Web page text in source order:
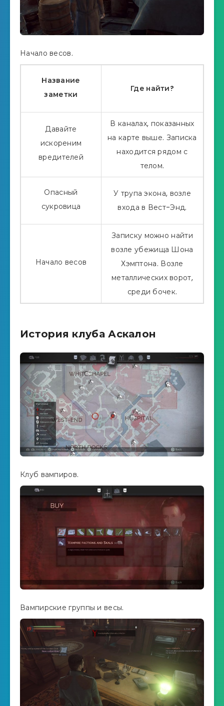
Начало весов.
Название
заметки
Где найти?
Давайте
искореним
вредителей
В каналах, показанных
на карте выше. Записка
находится рядом с
телом.
Опасный
сукровица
У трупа экона, возле
входа в Вест-Энд.
Начало весов
Записку можно найти
возле убежища Шона
Хэмптона. Возле
металлических ворот,
среди бочек.
История клуба Аскалон
Клуб вампиров.
Вампирские группы и весы.